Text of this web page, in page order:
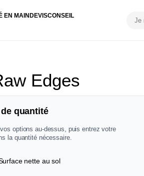
EN MAIN DEVISCONSEIL
Edges
quantité
options au-dessus, puis entrez votre
la quantité nécessaire.
nette au sol